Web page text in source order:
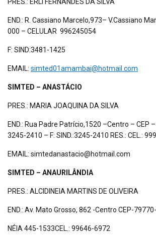
END.: R. Cassiano Marcelo,973– V.Cassiano
000 – CELULAR 996245054
F: SIND:3481-1425
EMAIL: simted01amambai@hotmail.com
SIMTED – ANASTÁCIO
PRES.: MARIA JOAQUINA DA SILVA
END.: Rua Padre Patrício,1520 –Centro – CEP
3245-2410 – F: SIND.:3245-2410 RES.: CEL.:
EMAIL: simtedanastacio@hotmail.com
SIMTED – ANAURILÂNDIA
PRES.: ALCIDINEIA MARTINS DE OLIVEIRA
END.: Av. Mato Grosso, 862 -Centro CEP-
NÉIA 445-1533CEL.: 99646-6972